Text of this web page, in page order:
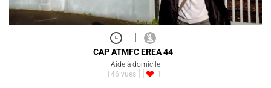
|
CAP ATMFC EREA 44
Aide à domicile
146 vues
1